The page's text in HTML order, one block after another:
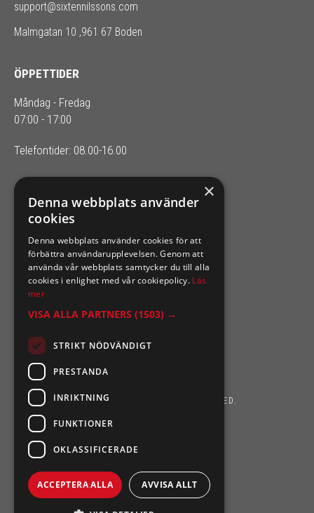
support@sixtennilssons.com
Malmgatan 10 ,961 67 Boden
ÖPPETTIDER
Måndag - Fredag
07:00 - 17:00
Telefontider: 08.00-16.00
SIXTEN NILSSONS
Organisationsnummer 556164-2652
SIXTEN NILSSONS 2026. ALL RIGHTS RESERVED.
POWERED BY EMPORI CMS
×
Denna webbplats använder
cookies
Denna webbplats använder cookies för att
förbättra användarupplevelsen. Genom att
använda vår webbplats samtycker du till alla
cookies i enlighet med vår cookiepolicy. Läs
mer
VISA ALLA PARTNERS (1503) →
STRIKT NÖDVÄNDIGT
PRESTANDA
INRIKTNING
FUNKTIONER
OKLASSIFICERADE
ACCEPTERA ALLA AVVISA ALLT